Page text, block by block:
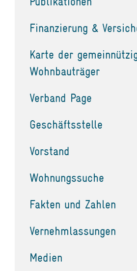
Finanzierung &
Karte der
Wohnbauträger
Verband Page
Geschäftsstelle
Vorstand
Wohnungssuche
Fakten und Zahlen
Vernehmlassungen
Medien